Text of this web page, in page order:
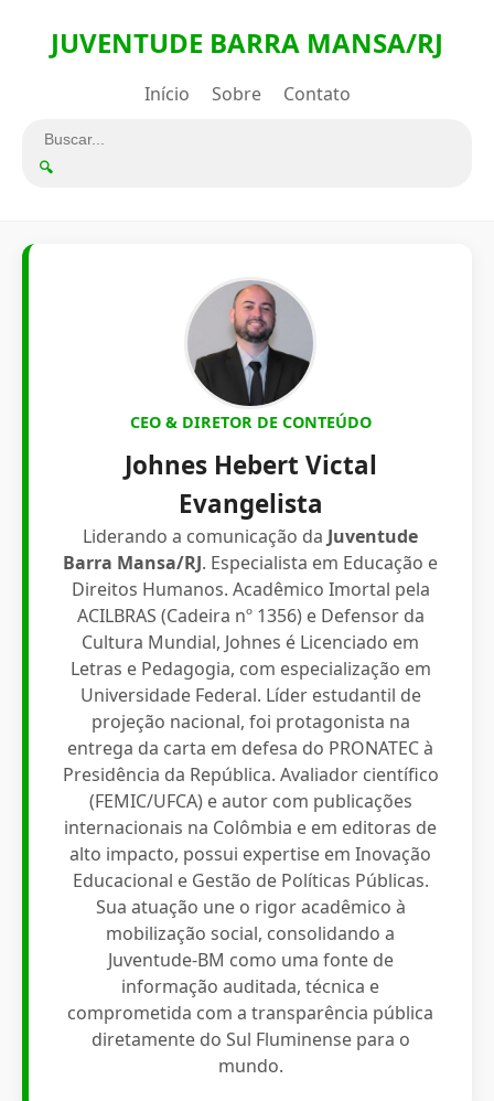
JUVENTUDE BARRA MANSA/RJ
Início Sobre Contato
🔍
CEO & DIRETOR DE CONTEÚDO
Johnes Hebert Victal
Evangelista
Liderando a comunicação da Juventude
Barra Mansa/RJ. Especialista em Educação e
Direitos Humanos. Acadêmico Imortal pela
ACILBRAS (Cadeira nº 1356) e Defensor da
Cultura Mundial, Johnes é Licenciado em
Letras e Pedagogia, com especialização em
Universidade Federal. Líder estudantil de
projeção nacional, foi protagonista na
entrega da carta em defesa do PRONATEC à
Presidência da República. Avaliador científico
(FEMIC/UFCA) e autor com publicações
internacionais na Colômbia e em editoras de
alto impacto, possui expertise em Inovação
Educacional e Gestão de Políticas Públicas.
Sua atuação une o rigor acadêmico à
mobilização social, consolidando a
Juventude-BM como uma fonte de
informação auditada, técnica e
comprometida com a transparência pública
diretamente do Sul Fluminense para o
mundo.